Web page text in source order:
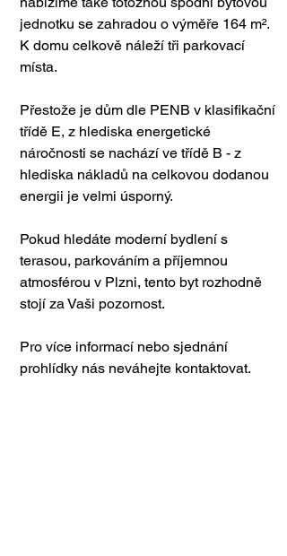
jednotku se zahradou o výměře 164 m².
K domu celkově náleží tři parkovací
místa.
Přestože je dům dle PENB v klasifikační
třídě E, z hlediska energetické
náročnosti se nachází ve třídě B - z
hlediska nákladů na celkovou dodanou
energii je velmi úsporný.
Pokud hledáte moderní bydlení s
terasou, parkováním a příjemnou
atmosférou v Plzni, tento byt rozhodně
stojí za Vaši pozornost.
Pro více informací nebo sjednání
prohlídky nás neváhejte kontaktovat.